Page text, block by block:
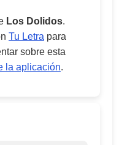
Los Dolidos.
Tu Letra para
sobre esta
la aplicación.